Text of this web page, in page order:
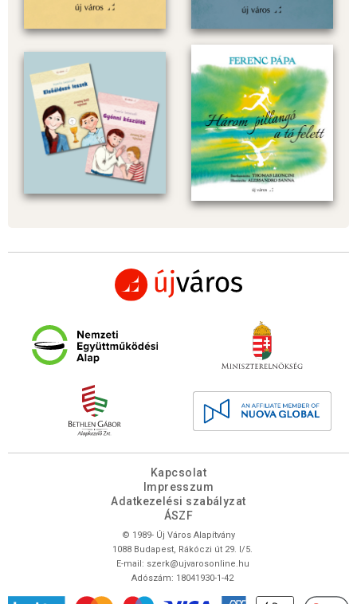
Kapcsolat
Impresszum
Adatkezelési szabályzat
ÁSZF
© 1989- Új Város Alapítvány
1088 Budapest, Rákóczi út 29. I/5.
E-mail: szerk@ujvarosonline.hu
Adószám: 18041930-1-42